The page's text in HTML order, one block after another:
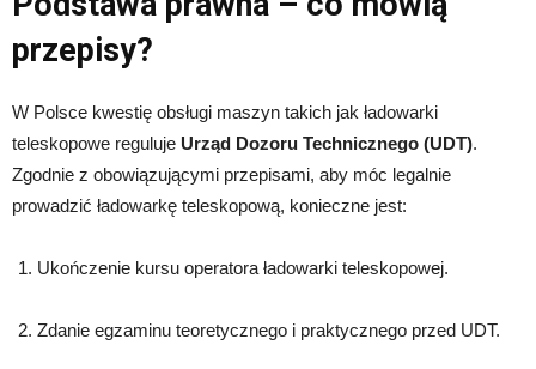
przepisy?
W Polsce kwestię obsługi maszyn takich jak ładowarki
teleskopowe reguluje Urząd Dozoru Technicznego (UDT).
Zgodnie z obowiązującymi przepisami, aby móc legalnie
prowadzić ładowarkę teleskopową, konieczne jest:
Ukończenie kursu operatora ładowarki teleskopowej.
Zdanie egzaminu teoretycznego i praktycznego przed UDT.